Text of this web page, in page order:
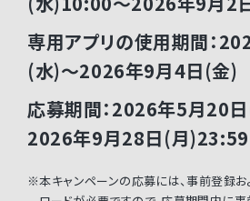
専用アプリの使用期間：
(水)～2026年9月4日(金)
応募期間：2026年5月20
2026年9月28日(月)23:59
※本キャンペーンの応募には、事前登録お